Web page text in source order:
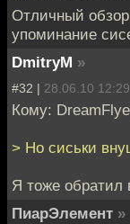
Отличный
упоминание
DmitryM »
#32 | 28.06.10 12:29
Кому:
> Но сиськи
Я тоже обратил
ПиарЭлемент »